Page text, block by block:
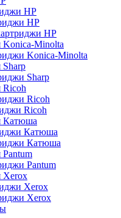
HP
HP
HP
Minolta
Konica-Minolta
Sharp
Ricoh
Ricoh
Ricoh
Катюша
Катюша
Катюша
Pantum
Xerox
Xerox
Xerox